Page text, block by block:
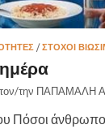
/ΣΤΌΧΟΙ
την ΠΑΠΑΜΑΛΗ
Πόσοι